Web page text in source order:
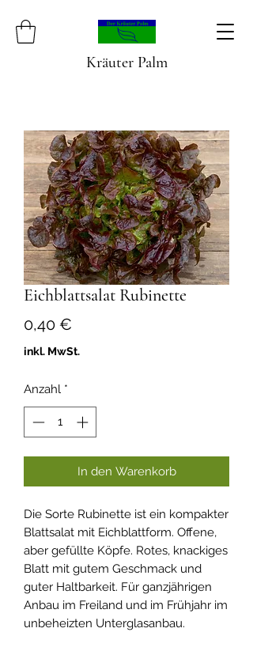
Kräuter Palm
Eichblattsalat Rubinette
0,40 €
inkl. MwSt.
Anzahl *
In den Warenkorb
Die Sorte Rubinette ist ein kompakter
Blattsalat mit Eichblattform. Offene,
aber gefüllte Köpfe. Rotes, knackiges
Blatt mit gutem Geschmack und
guter Haltbarkeit. Für ganzjährigen
Anbau im Freiland und im Frühjahr im
unbeheizten Unterglasanbau.